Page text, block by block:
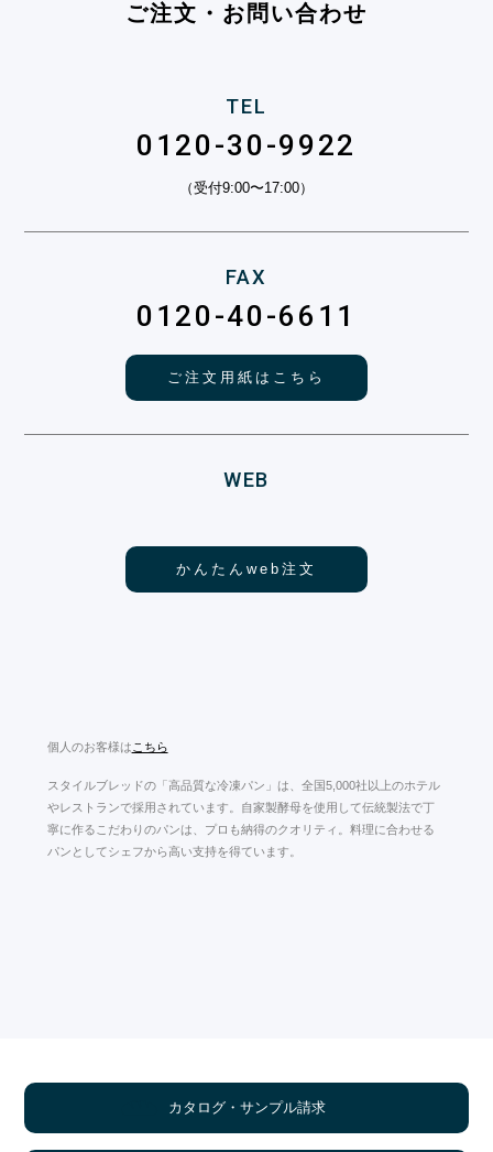
ご注文・お問い合わせ
TEL
0120-30-9922
（受付9:00〜17:00）
FAX
0120-40-6611
ご注文用紙はこちら
WEB
かんたんweb注文
個人のお客様は こちら
スタイルブレッドの「高品質な冷凍パン」は、全国5,000社以上のホテル
やレストランで採用されています。自家製酵母を使用して伝統製法で丁
寧に作るこだわりのパンは、プロも納得のクオリティ。料理に合わせる
パンとしてシェフから高い支持を得ています。
カタログ・サンプル請求